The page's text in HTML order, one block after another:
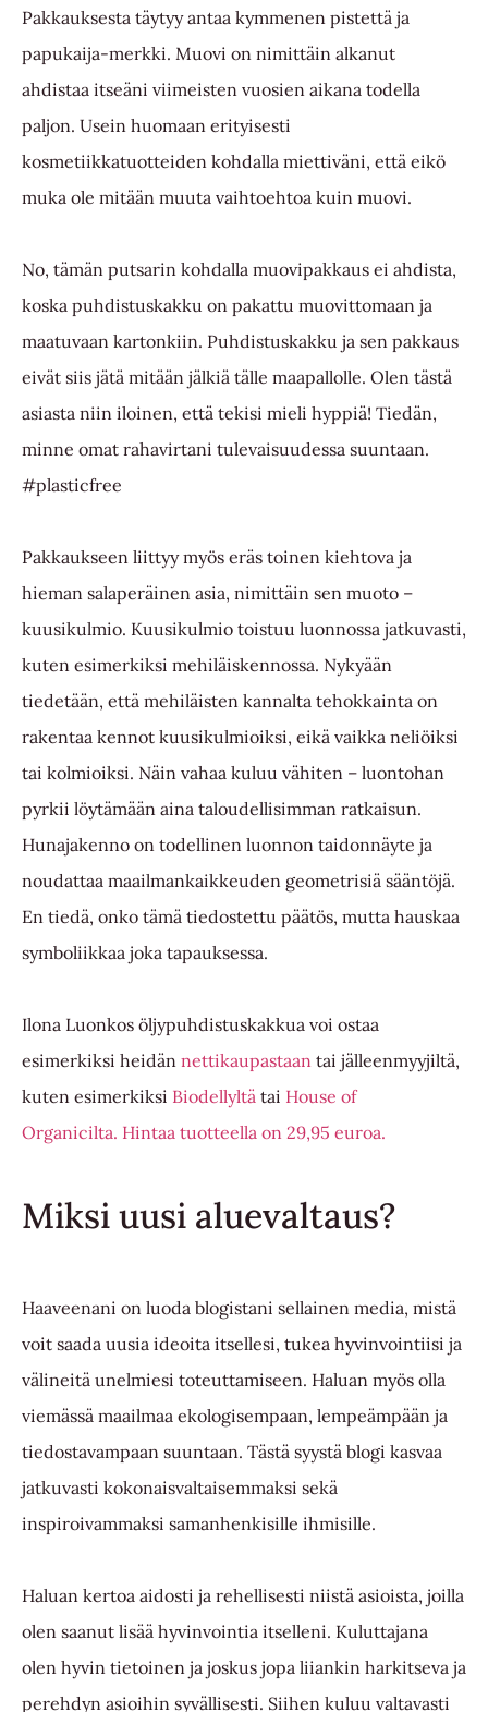
Pakkauksesta täytyy antaa kymmenen pistettä ja
papukaija-merkki. Muovi on nimittäin alkanut
ahdistaa itseäni viimeisten vuosien aikana todella
paljon. Usein huomaan erityisesti
kosmetiikkatuotteiden kohdalla miettiväni, että eikö
muka ole mitään muuta vaihtoehtoa kuin muovi.
No, tämän putsarin kohdalla muovipakkaus ei ahdista,
koska puhdistuskakku on pakattu muovittomaan ja
maatuvaan kartonkiin. Puhdistuskakku ja sen pakkaus
eivät siis jätä mitään jälkiä tälle maapallolle. Olen tästä
asiasta niin iloinen, että tekisi mieli hyppiä! Tiedän,
minne omat rahavirtani tulevaisuudessa suuntaan.
#plasticfree
Pakkaukseen liittyy myös eräs toinen kiehtova ja
hieman salaperäinen asia, nimittäin sen muoto –
kuusikulmio. Kuusikulmio toistuu luonnossa jatkuvasti,
kuten esimerkiksi mehiläiskennossa. Nykyään
tiedetään, että mehiläisten kannalta tehokkainta on
rakentaa kennot kuusikulmioiksi, eikä vaikka neliöiksi
tai kolmioiksi. Näin vahaa kuluu vähiten – luontohan
pyrkii löytämään aina taloudellisimman ratkaisun.
Hunajakenno on todellinen luonnon taidonnäyte ja
noudattaa maailmankaikkeuden geometrisiä sääntöjä.
En tiedä, onko tämä tiedostettu päätös, mutta hauskaa
symboliikkaa joka tapauksessa.
Ilona Luonkos öljypuhdistuskakkua voi ostaa
esimerkiksi heidän nettikaupastaan tai jälleenmyyjiltä,
kuten esimerkiksi Biodellyltä tai House of
Organicilta. Hintaa tuotteella on 29,95 euroa.
Miksi uusi aluevaltaus?
Haaveenani on luoda blogistani sellainen media, mistä
voit saada uusia ideoita itsellesi, tukea hyvinvointiisi ja
välineitä unelmiesi toteuttamiseen. Haluan myös olla
viemässä maailmaa ekologisempaan, lempeämpään ja
tiedostavampaan suuntaan. Tästä syystä blogi kasvaa
jatkuvasti kokonaisvaltaisemmaksi sekä
inspiroivammaksi samanhenkisille ihmisille.
Haluan kertoa aidosti ja rehellisesti niistä asioista, joilla
olen saanut lisää hyvinvointia itselleni. Kuluttajana
olen hyvin tietoinen ja joskus jopa liiankin harkitseva ja
perehdyn asioihin syvällisesti. Siihen kuluu valtavasti